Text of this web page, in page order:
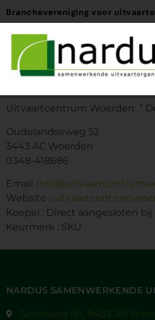
Branchevereniging voor
Uitvaartcentrum Woerden ”
Oudelandseweg 52
3443 AC Woerden
0348-418686
Email :
Website :
Koepel : Direct aangesloten bij
Keurmerk : SKU
NARDUS SAMENWERKENDE
Grindweg 161, 8483 JM